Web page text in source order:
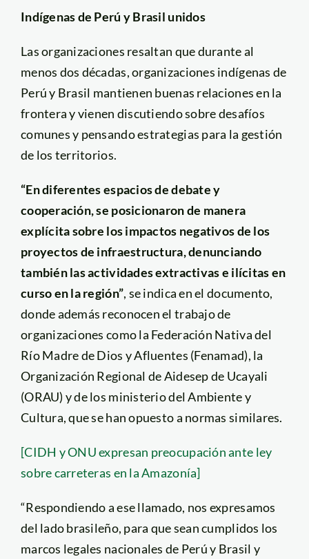
Indígenas de Perú y Brasil unidos
Las organizaciones resaltan que durante al
menos dos décadas, organizaciones indígenas de
Perú y Brasil mantienen buenas relaciones en la
frontera y vienen discutiendo sobre desafíos
comunes y pensando estrategias para la gestión
de los territorios.
“En diferentes espacios de debate y
cooperación, se posicionaron de manera
explícita sobre los impactos negativos de los
proyectos de infraestructura, denunciando
también las actividades extractivas e ilícitas en
curso en la región”, se indica en el documento,
donde además reconocen el trabajo de
organizaciones como la Federación Nativa del
Río Madre de Dios y Afluentes (Fenamad), la
Organización Regional de Aidesep de Ucayali
(ORAU) y de los ministerio del Ambiente y
Cultura, que se han opuesto a normas similares.
[CIDH y ONU expresan preocupación ante ley
sobre carreteras en la Amazonía]
“Respondiendo a ese llamado, nos expresamos
del lado brasileño, para que sean cumplidos los
marcos legales nacionales de Perú y Brasil y